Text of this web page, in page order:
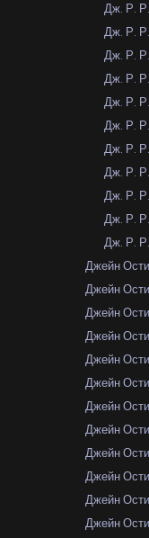
Дж. Р.
Дж. Р.
Дж. Р.
Дж. Р.
Дж. Р.
Дж. Р.
Дж. Р.
Дж. Р.
Дж. Р.
Дж. Р.
Дж. Р.
Джейн
Джейн
Джейн
Джейн
Джейн
Джейн
Джейн
Джейн
Джейн
Джейн
Джейн
Джейн